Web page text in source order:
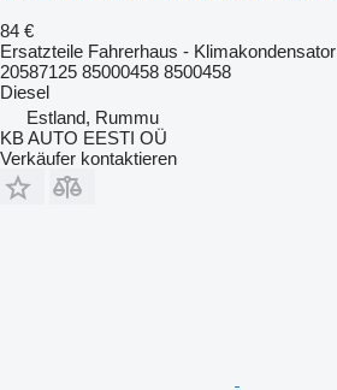
84 €
Ersatzteile Fahrerhaus - Klimakondensator
20587125 85000458 8500458
Diesel
Estland, Rummu
KB AUTO EESTI OÜ
Verkäufer kontaktieren